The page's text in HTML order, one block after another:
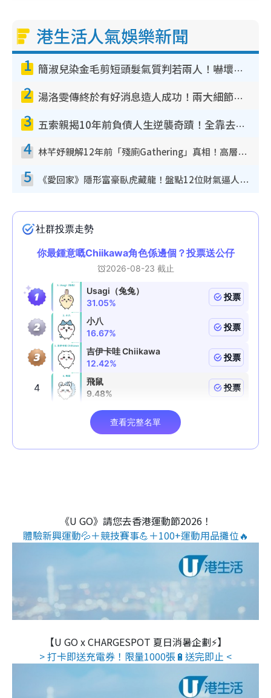
港生活人氣娛樂新聞
1 簡淑兒染金毛剪短頭髮氣質判若兩人！嚇壞老公麥大力都認唔出：「你做咩事？」
2 湯洛雯傳終於有好消息造人成功！兩大細節曝孕味極濃惹猜測：大肚婆先會咁！
3 五索親揭10年前負債人生逆襲奇蹟！全靠去一地方轉運後即遇上馬先生
4 林芊妤親解12年前「殘廁Gathering」真相！高層解約一句話重創尊嚴至今拒返TVB
5 《愛回家》隱形富豪臥虎藏龍！盤點12位財氣逼人的有錢藝人：呢位靚女3億身家唔憂做
《U GO》請您去香港運動節2026！
體驗新興運動💦＋競技賽事💪＋100+運動用品攤位🔥
【U GO x CHARGESPOT 夏日消暑企劃⚡】
> 打卡即送充電券！限量1000張🔋送完即止 <